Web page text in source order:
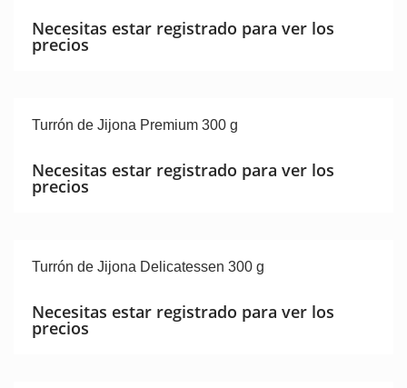
Necesitas estar registrado para ver los
precios
Turrón de Jijona Premium 300 g
Necesitas estar registrado para ver los
precios
Turrón de Jijona Delicatessen 300 g
Necesitas estar registrado para ver los
precios